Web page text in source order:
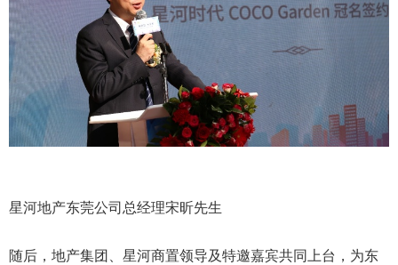
星河地产东莞公司总经理宋昕先生
随后，地产集团、星河商置领导及特邀嘉宾共同上台，为东